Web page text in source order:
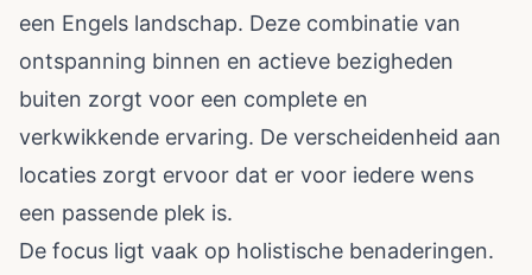
een Engels landschap. Deze combinatie van
ontspanning binnen en actieve bezigheden
buiten zorgt voor een complete en
verkwikkende ervaring. De verscheidenheid aan
locaties zorgt ervoor dat er voor iedere wens
een passende plek is.
De focus ligt vaak op holistische benaderingen.